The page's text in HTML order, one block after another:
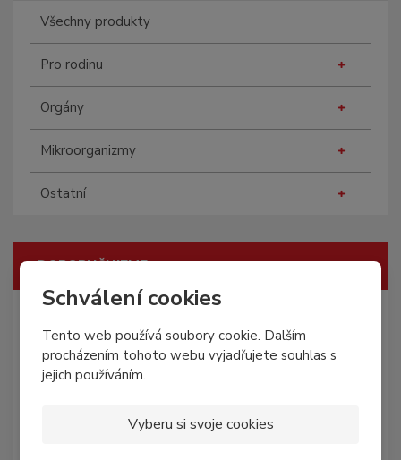
Schválení cookies
Tento web používá soubory cookie. Dalším
procházením tohoto webu vyjadřujete souhlas s
jejich používáním.
Vyberu si svoje cookies
Všechny produkty
Pro rodinu
Orgány
Mikroorganizmy
Ostatní
DOPORUČUJEME
Novinky